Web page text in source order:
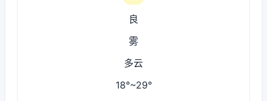
良
雾
多云
18°~29°